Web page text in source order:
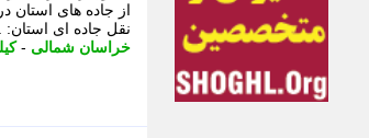
از جاده های
نقل جاده ای استان:
خراسان شمالی -